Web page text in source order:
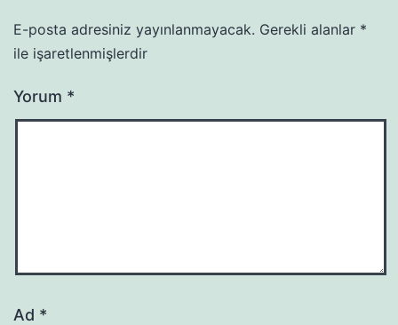
E-posta adresiniz yayınlanmayacak. Gerekli alanlar *
ile işaretlenmişlerdir
Yorum *
Ad *